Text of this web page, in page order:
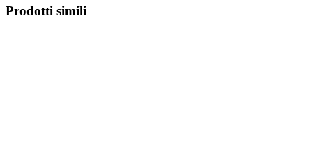
Prodotti simili